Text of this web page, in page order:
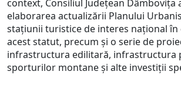
context, Consiliul Județean Dâmbovița
elaborarea actualizării Planului
stațiunii turistice de interes național în
acest statut, precum și o serie de
infrastructura edilitară, infrastructura
sporturilor montane și alte investiții